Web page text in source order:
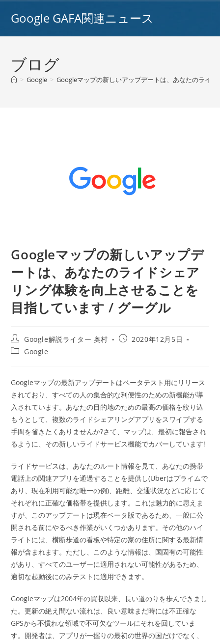
Google GAFA関連ニュース
ブログ
> Google > Googleマップの新しいアップデートは、あなたのライ
Googleマップの新しいアップデ
ートは、あなたのライドシェア
リング体験を向上させることを
目指しています / グーグル
投
稿
者:
Google解説ライター 奥村
投
2020年12月5日
投
テ
ゴ
リ
ー:
Google
Googleマップの最新アップデートはベータテスト用にリリース
されており、すべての人の集合的な利便性のための新機能が導
入されています。あなたの目的地のための最高の価格を絞り込
もうとして、複数のライドシェアリングアプリをスワイプする
手間を省きたくありませんか?さて、マップは、最初に報告され
るように、その新しいライドサービス機能でカバーしています!
ライドサービスは、あなたのルート情報を見て、あなたの携帯
電話上の関連アプリを通過することを提供し(Uberはプライムで
あり、現在利用可能な唯一の例)、距離、交通状況などに応じて
それぞれに正確な価格帯を提供します。これは魅力的に思えま
すが、このアップデートは現在ベータ版であるため、一般に公
開される前にやるべき作業がいくつかあります。その他のハイ
ライトには、横断歩道の看板や特定の家の住所に関する最新情
報が含まれます。ただし、このような情報は、国固有の可能性
があり、すべてのユーザーに適用されない可能性があるため、
適切な起動後にのみテストに適用できます。
Googleマップは2004年の買収以来、長い道のりを歩んできまし
た。更新の絶え間ない流れは、良い意味まだ時には不正確な
GPSから不慣れな領域で不可欠なツールにそれを回していま
す。開発者は、アプリが一握りの最初の世界の国だけでなく、